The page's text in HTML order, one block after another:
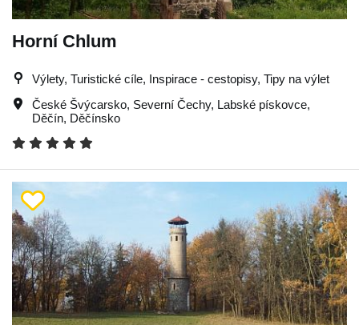
Horní Chlum
Výlety, Turistické cíle, Inspirace - cestopisy, Tipy na výlet
České Švýcarsko, Severní Čechy, Labské pískovce,
Děčín, Děčínsko